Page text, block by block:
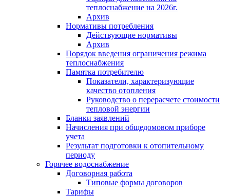
теплоснабжение на 2026г.
Архив
Нормативы потребления
Действующие нормативы
Архив
Порядок введения ограничения режима
теплоснабжения
Памятка потребителю
Показатели, характеризующие
качество отопления
Руководство о перерасчете стоимости
тепловой энергии
Бланки заявлений
Начисления при общедомовом приборе
учета
Результат подготовки к отопительному
периоду
Горячее водоснабжение
Договорная работа
Типовые формы договоров
Тарифы